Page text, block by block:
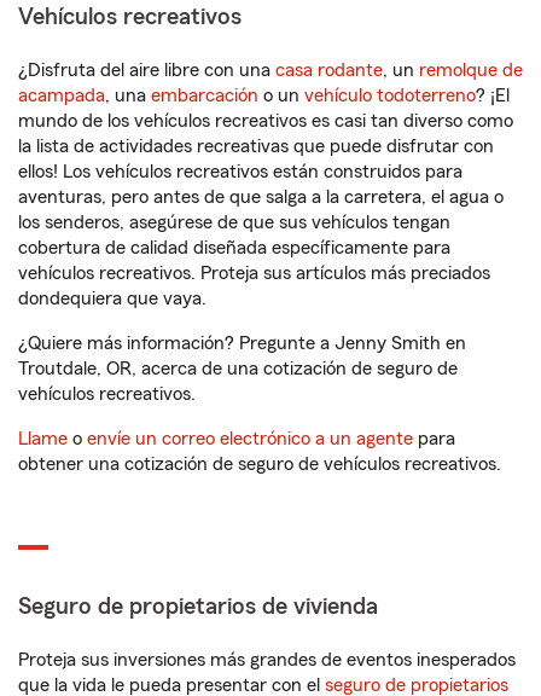
Vehículos recreativos
¿Disfruta del aire libre con una casa rodante, un remolque de
acampada, una embarcación o un vehículo todoterreno? ¡El
mundo de los vehículos recreativos es casi tan diverso como
la lista de actividades recreativas que puede disfrutar con
ellos! Los vehículos recreativos están construidos para
aventuras, pero antes de que salga a la carretera, el agua o
los senderos, asegúrese de que sus vehículos tengan
cobertura de calidad diseñada específicamente para
vehículos recreativos. Proteja sus artículos más preciados
dondequiera que vaya.
¿Quiere más información? Pregunte a Jenny Smith en
Troutdale, OR, acerca de una cotización de seguro de
vehículos recreativos.
Llame o envíe un correo electrónico a un agente para
obtener una cotización de seguro de vehículos recreativos.
Seguro de propietarios de vivienda
Proteja sus inversiones más grandes de eventos inesperados
que la vida le pueda presentar con el seguro de propietarios